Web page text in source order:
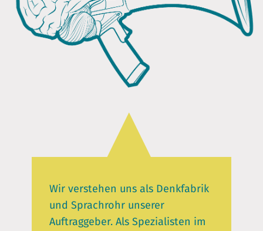
Wir verstehen uns als Denkfabrik
und Sprachrohr unserer
Auftraggeber. Als Spezialisten im